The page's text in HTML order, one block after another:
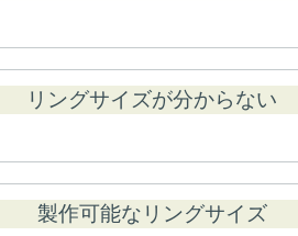
リングサイズが分からない
製作可能なリングサイズ